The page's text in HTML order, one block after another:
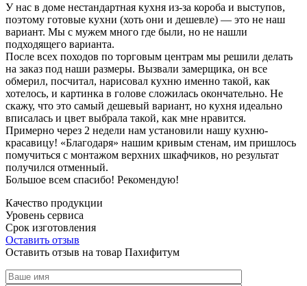
У нас в доме нестандартная кухня из-за короба и выступов,
поэтому готовые кухни (хоть они и дешевле) — это не наш
вариант. Мы с мужем много где были, но не нашли
подходящего варианта.
После всех походов по торговым центрам мы решили делать
на заказ под наши размеры. Вызвали замерщика, он все
обмерил, посчитал, нарисовал кухню именно такой, как
хотелось, и картинка в голове сложилась окончательно. Не
скажу, что это самый дешевый вариант, но кухня идеально
вписалась и цвет выбрала такой, как мне нравится.
Примерно через 2 недели нам установили нашу кухню-
красавицу! «Благодаря» нашим кривым стенам, им пришлось
помучиться с монтажом верхних шкафчиков, но результат
получился отменный.
Большое всем спасибо! Рекомендую!
Качество продукции
Уровень сервиса
Срок изготовления
Оставить отзыв
Оставить отзыв на товар Пахифитум